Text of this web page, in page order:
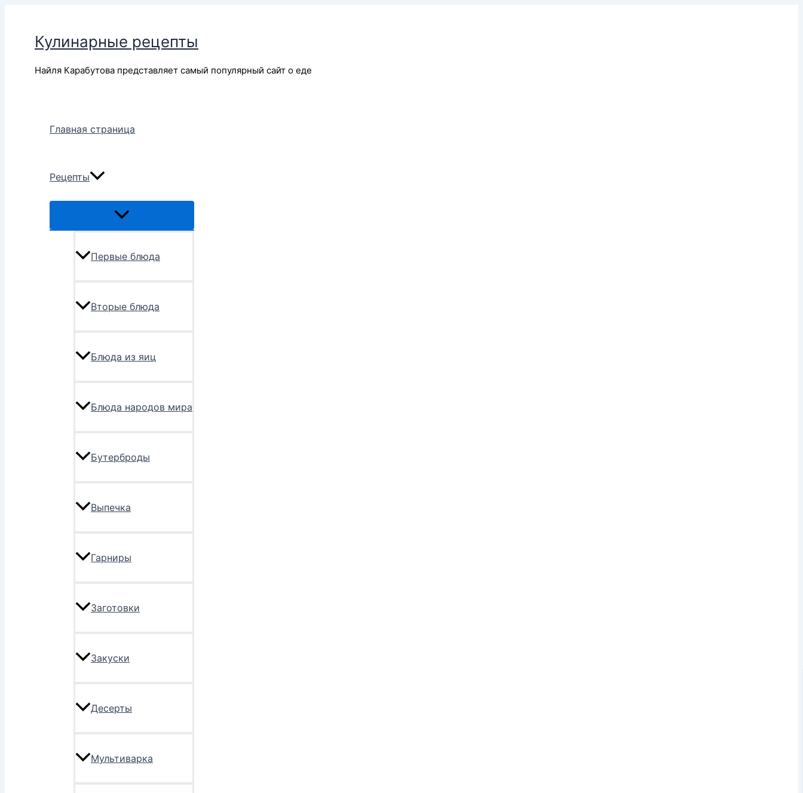
содержимому
Кулинарные рецепты
Найля Карабутова представляет самый популярный сайт о еде
Главная страница
Рецепты
Переключатель
Первые блюда
Вторые блюда
Блюда из яиц
Блюда народов мира
Бутерброды
Выпечка
Гарниры
Заготовки
Закуски
Десерты
Мультиварка